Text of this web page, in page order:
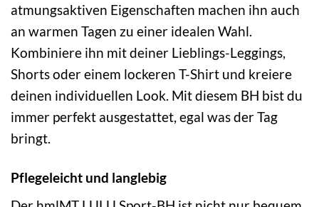
atmungsaktiven Eigenschaften machen ihn auch
an warmen Tagen zu einer idealen Wahl.
Kombiniere ihn mit deiner Lieblings-Leggings,
Shorts oder einem lockeren T-Shirt und kreiere
deinen individuellen Look. Mit diesem BH bist du
immer perfekt ausgestattet, egal was der Tag
bringt.
Pflegeleicht und langlebig